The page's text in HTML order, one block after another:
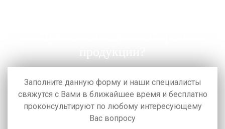
Заполните данную форму и наши специалисты
свяжутся с Вами в ближайшее время и бесплатно
проконсультируют по любому интересующему
Вас вопросу